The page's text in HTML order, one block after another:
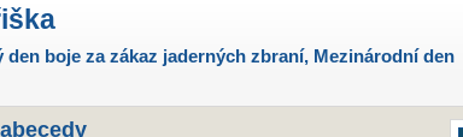
den boje za zákaz jaderných zbraní, Mezinárodní den